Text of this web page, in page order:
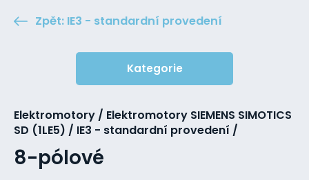
Zpět: IE3 - standardní provedení
Kategorie
Elektromotory / Elektromotory SIEMENS SIMOTICS
SD (1LE5) / IE3 - standardní provedení /
8-pólové